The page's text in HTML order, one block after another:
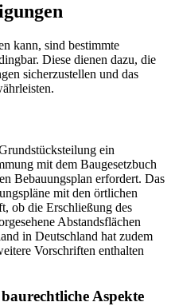
kann, sind bestimmte
Diese dienen dazu, die
sicherzustellen und das
ein
mit dem Baugesetzbuch
Bebauungsplan erfordert. Das
mit den örtlichen
ob die Erschließung des
Abstandsflächen
in Deutschland hat zudem
Vorschriften enthalten
Aspekte